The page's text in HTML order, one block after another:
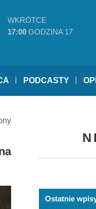
WKRÓTCE
17:00 GODZINA 17
PODCASTY
Ostatnie